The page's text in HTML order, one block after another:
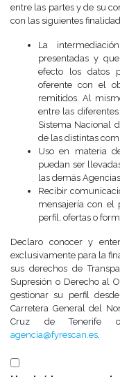
entre las partes y de su
con las siguientes
La
presentadas y
efecto los datos
oferente con el
remitidos. Al
entre las
Sistema Nacional
de las distintas
Uso en materia
puedan ser
las demás
Recibir
mensajería con el
perfil, ofertas o
Declaro conocer y
exclusivamente para la
sus derechos de
Supresión o Derecho al
gestionar su perfil
Carretera General del
Cruz de Tenerife
agencia@fyrescan.es